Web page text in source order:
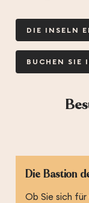
DIE INSELN
BUCHEN SIE
Die Bastion
Ob Sie sich